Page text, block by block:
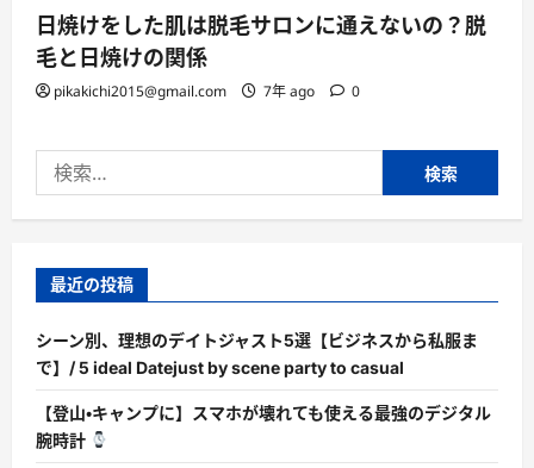
日焼けをした肌は脱毛サロンに通えないの？脱
毛と日焼けの関係
pikakichi2015@gmail.com 7年 ago 0
索:
最近の投稿
シーン別、理想のデイトジャスト5選【ビジネスから私服ま
で】/ 5 ideal Datejust by scene party to casual
【登山・キャンプに】スマホが壊れても使える最強のデジタル
腕時計